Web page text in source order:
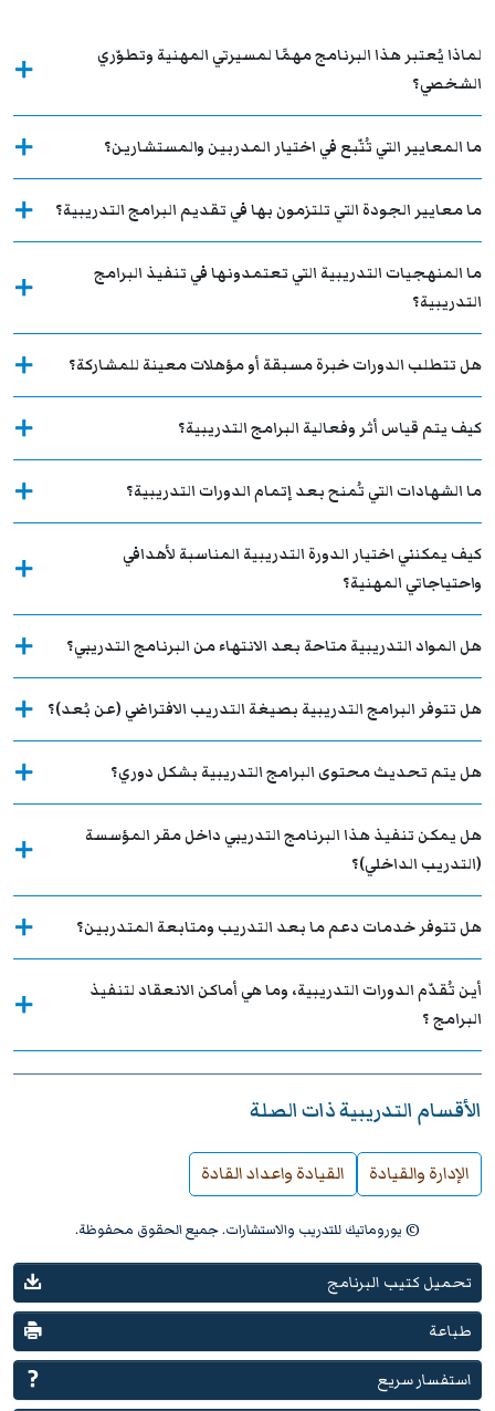
لماذا يُعتبر هذا البرنامج مهمًا لمسيرتي المهنية وتطوّري
الشخصي؟
ما المعايير التي تُتّبع في اختيار المدربين والمستشارين؟
ما معايير الجودة التي تلتزمون بها في تقديم البرامج التدريبية؟
ما المنهجيات التدريبية التي تعتمدونها في تنفيذ البرامج
التدريبية؟
هل تتطلب الدورات خبرة مسبقة أو مؤهلات معينة للمشاركة؟
كيف يتم قياس أثر وفعالية البرامج التدريبية؟
ما الشهادات التي تُمنح بعد إتمام الدورات التدريبية؟
كيف يمكنني اختيار الدورة التدريبية المناسبة لأهدافي
واحتياجاتي المهنية؟
هل المواد التدريبية متاحة بعد الانتهاء من البرنامج التدريبي؟
هل تتوفر البرامج التدريبية بصيغة التدريب الافتراضي (عن بُعد)؟
هل يتم تحديث محتوى البرامج التدريبية بشكل دوري؟
هل يمكن تنفيذ هذا البرنامج التدريبي داخل مقر المؤسسة
(التدريب الداخلي)؟
هل تتوفر خدمات دعم ما بعد التدريب ومتابعة المتدربين؟
أين تُقدّم الدورات التدريبية، وما هي أماكن الانعقاد لتنفيذ
البرامج ؟
الأقسام التدريبية ذات الصلة
الإدارة والقيادة القيادة واعداد القادة
© يوروماتيك للتدريب والاستشارات. جميع الحقوق محفوظة.
تحميل كتيب البرنامج
طباعة
استفسار سريع